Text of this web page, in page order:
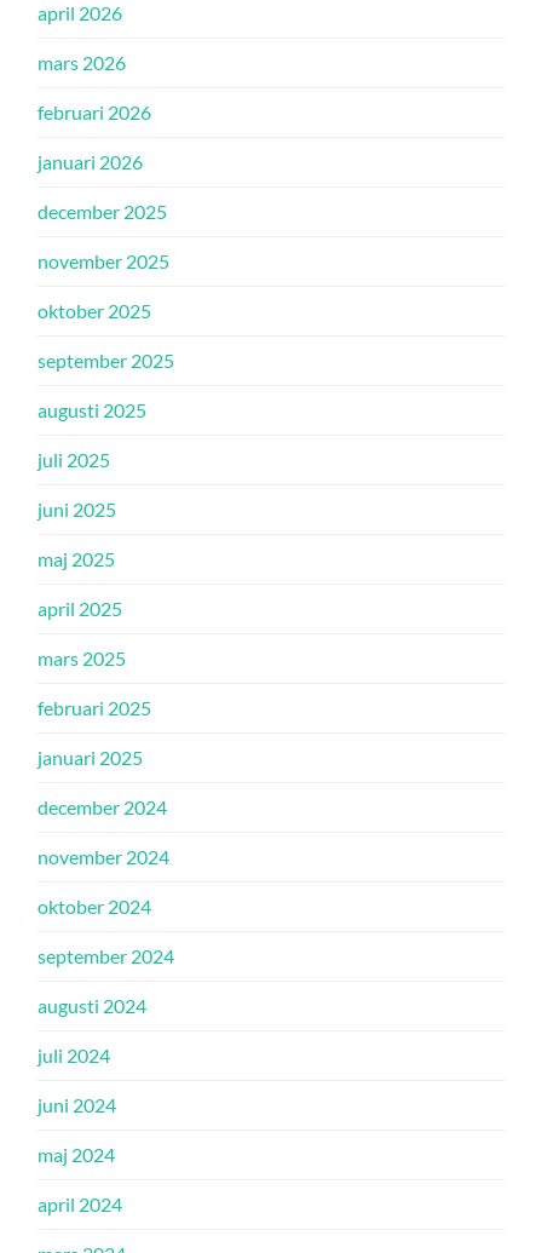
april 2026
mars 2026
februari 2026
januari 2026
december 2025
november 2025
oktober 2025
september 2025
augusti 2025
juli 2025
juni 2025
maj 2025
april 2025
mars 2025
februari 2025
januari 2025
december 2024
november 2024
oktober 2024
september 2024
augusti 2024
juli 2024
juni 2024
maj 2024
april 2024